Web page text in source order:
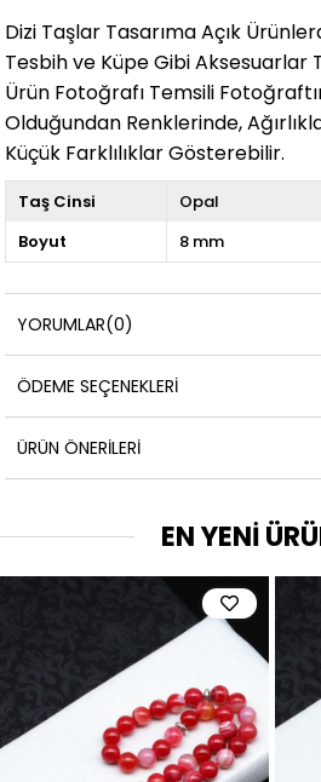
Dizi Taşlar Tasarıma Açık
Tesbih ve Küpe Gibi Aksesuarlar
Ürün Fotoğrafı Temsili
Olduğundan Renklerinde,
Küçük Farklılıklar Gösterebilir.
Taş Cinsi
Opal
Boyut
8 mm
YORUMLAR(0)
ÖDEME SEÇENEKLERI
ÜRÜN ÖNERILERI
EN YENİ